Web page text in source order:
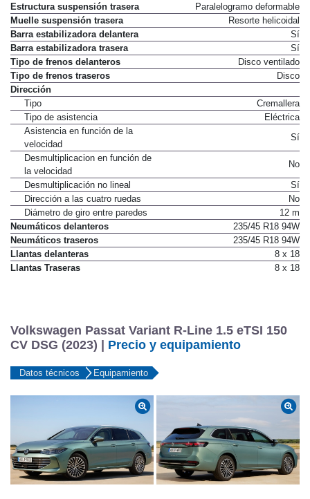
Estructura suspensión trasera
Paralelogramo deformable
Muelle suspensión trasera
Resorte helicoidal
Barra estabilizadora delantera
Sí
Barra estabilizadora trasera
Sí
Tipo de frenos delanteros
Disco ventilado
Tipo de frenos traseros
Disco
Dirección
Tipo
Cremallera
Tipo de asistencia
Eléctrica
Asistencia en función de la
velocidad
Sí
Desmultiplicacion en función de
la velocidad
No
Desmultiplicación no lineal
Sí
Dirección a las cuatro ruedas
No
Diámetro de giro entre paredes
12 m
Neumáticos delanteros
235/45 R18 94W
Neumáticos traseros
235/45 R18 94W
Llantas delanteras
8 x 18
Llantas Traseras
8 x 18
Volkswagen Passat Variant R-Line 1.5 eTSI 150
CV DSG (2023) | Precio y equipamiento
Datos técnicos Equipamiento